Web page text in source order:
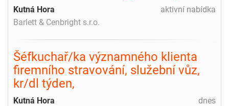
aktivní nabídka
Kutná Hora
Barlett & Cenbright s.r.o.
Šéfkuchař/ka významného klienta
firemního stravování, služební vůz,
kr/dl týden,
dnes
Kutná Hora